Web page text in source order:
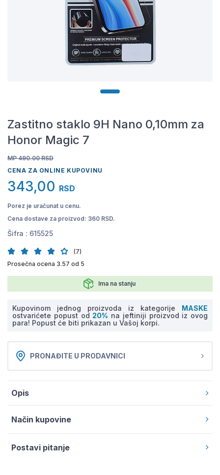
Zastitno staklo 9H Nano 0,10mm za
Honor Magic 7
MP 490.00 RSD
CENA ZA ONLINE KUPOVINU
343,00 RSD
Porez je uračunat u cenu.
Cena dostave za proizvod: 360 RSD.
Šifra : 615525
(7)
Prosečna ocena 3.57 od 5
Ima na stanju
Kupovinom jednog proizvoda iz kategorije MASKE
ostvarićete popust od 20% na jeftiniji proizvod iz ovog
para! Popust će biti prikazan u Vašoj korpi.
PRONAĐITE U PRODAVNICI
Opis
Način kupovine
Postavi pitanje